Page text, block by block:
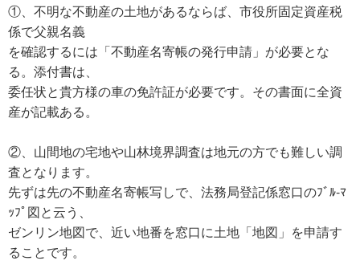
①、不明な不動産の土地があるならば、市役所固定資産税
係で父親名義
を確認するには「不動産名寄帳の発行申請」が必要とな
る。添付書は、
委任状と貴方様の車の免許証が必要です。その書面に全資
産が記載ある。
②、山間地の宅地や山林境界調査は地元の方でも難しい調
査となります。
先ずは先の不動産名寄帳写しで、法務局登記係窓口のﾌﾞﾙ-ﾏ
ｯﾌﾟ図と云う、
ゼンリン地図で、近い地番を窓口に土地「地図」を申請す
ることです。